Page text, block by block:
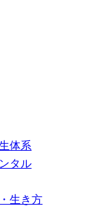
体系
タル
生き方